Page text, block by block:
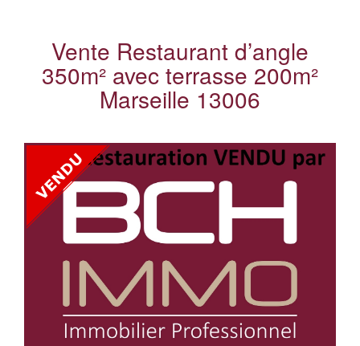
Vente Restaurant d’angle
350m² avec terrasse 200m²
Marseille 13006